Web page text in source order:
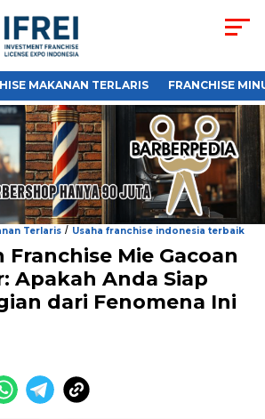
MAKANAN TERLARIS FRANCHISE
Terlaris / Usaha franchise indonesia terbaik
Franchise Mie Gacoan
Apakah Anda Siap
dari Fenomena Ini